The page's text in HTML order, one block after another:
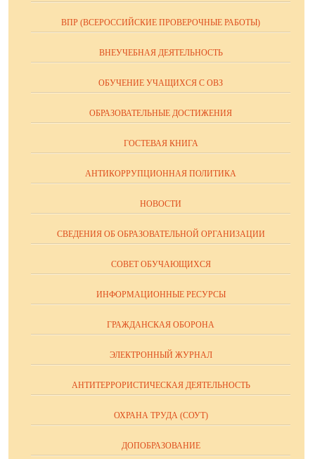
ВПР (ВСЕРОССИЙСКИЕ ПРОВЕРОЧНЫЕ РАБОТЫ)
ВНЕУЧЕБНАЯ ДЕЯТЕЛЬНОСТЬ
ОБУЧЕНИЕ УЧАЩИХСЯ С ОВЗ
ОБРАЗОВАТЕЛЬНЫЕ ДОСТИЖЕНИЯ
ГОСТЕВАЯ КНИГА
АНТИКОРРУПЦИОННАЯ ПОЛИТИКА
НОВОСТИ
СВЕДЕНИЯ ОБ ОБРАЗОВАТЕЛЬНОЙ ОРГАНИЗАЦИИ
СОВЕТ ОБУЧАЮЩИХСЯ
ИНФОРМАЦИОННЫЕ РЕСУРСЫ
ГРАЖДАНСКАЯ ОБОРОНА
ЭЛЕКТРОННЫЙ ЖУРНАЛ
АНТИТЕРРОРИСТИЧЕСКАЯ ДЕЯТЕЛЬНОСТЬ
ОХРАНА ТРУДА (СОУТ)
ДОПОБРАЗОВАНИЕ